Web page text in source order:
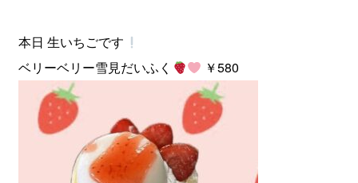
本日 生いちごです‎
ベリーベリー雪見だいふく
￥580